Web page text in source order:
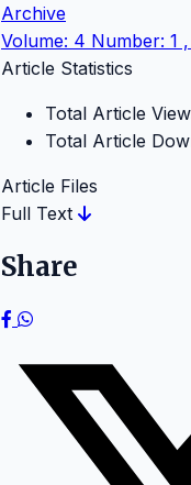
Archive
Volume: 4 Number: 1
Article Statistics
Total Article
Total Article
Article Files
Full Text
Share